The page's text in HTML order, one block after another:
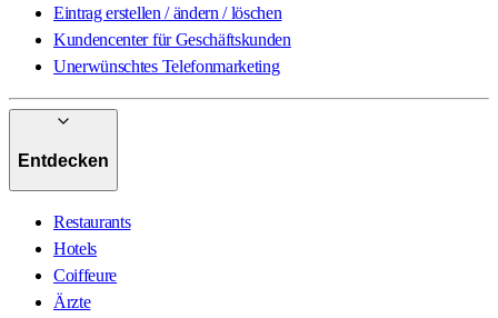
Eintrag erstellen / ändern / löschen
Kundencenter für Geschäftskunden
Unerwünschtes Telefonmarketing
Entdecken
Restaurants
Hotels
Coiffeure
Ärzte